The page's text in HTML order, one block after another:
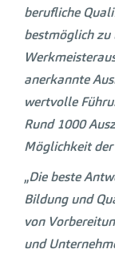
berufliche
bestmöglich zu
anerkannte
wertvolle
Rund 1000
Möglichkeit
„Die beste
Bildung und
von
und